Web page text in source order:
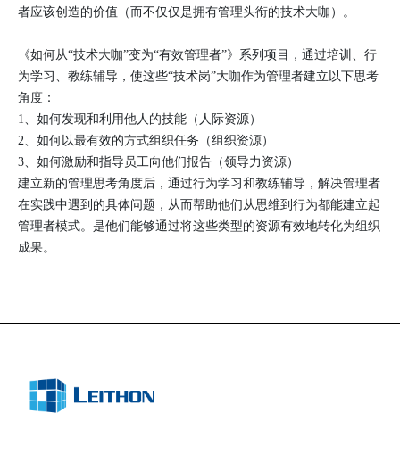
者应该创造的价值（而不仅仅是拥有管理头衔的技术大咖）。
《如何从“技术大咖”变为“有效管理者”》系列项目，通过培训、行
为学习、教练辅导，使这些“技术岗”大咖作为管理者建立以下思考
角度：
1、如何发现和利用他人的技能（人际资源）
2、如何以最有效的方式组织任务（组织资源）
3、如何激励和指导员工向他们报告（领导力资源）
建立新的管理思考角度后，通过行为学习和教练辅导，解决管理者
在实践中遇到的具体问题，从而帮助他们从思维到行为都能建立起
管理者模式。是他们能够通过将这些类型的资源有效地转化为组织
成果。